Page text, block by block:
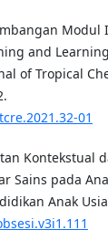
Modul
and
of Tropical
01
Kontekstual
Sains pada
Anak